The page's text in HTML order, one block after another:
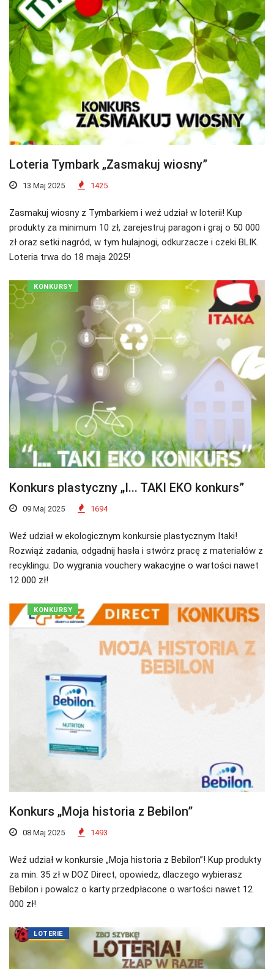
Loteria Tymbark „Zasmakuj wiosny”
13 Maj 2025 1425
Zasmakuj wiosny z Tymbarkiem i weź udział w loterii! Kup
produkty za minimum 10 zł, zarejestruj paragon i graj o 50 000
zł oraz setki nagród, w tym hulajnogi, odkurzacze i czeki BLIK.
Loteria trwa do 18 maja 2025!
KONKURSY
Konkurs plastyczny „I... TAKI EKO konkurs”
09 Maj 2025 1694
Weź udział w ekologicznym konkursie plastycznym Itaki!
Rozwiąż zadania, odgadnij hasła i stwórz pracę z materiałów z
recyklingu. Do wygrania vouchery wakacyjne o wartości nawet
12 000 zł!
KONKURSY
Konkurs „Moja historia z Bebilon”
08 Maj 2025 1493
Weź udział w konkursie „Moja historia z Bebilon”! Kup produkty
za min. 35 zł w DOZ Direct, opowiedz, dlaczego wybierasz
Bebilon i powalcz o karty przedpłacone o wartości nawet 12
000 zł!
LOTERIE